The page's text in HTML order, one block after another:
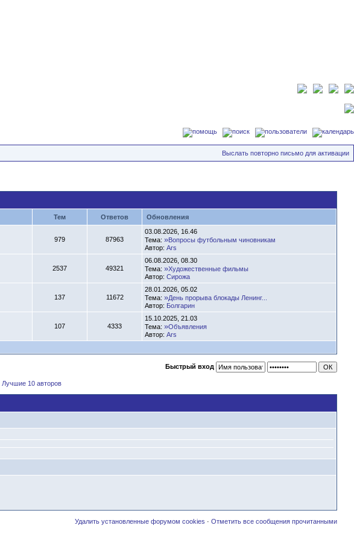
Выслать повторно письмо для активации
Тем Ответов Обновления
979 87963
03.08.2026, 16.46
Тема: »Вопросы футбольным чиновникам
Автор: Ars
2537 49321
06.08.2026, 08.30
Тема: »Художественные фильмы
Автор: Сирожа
137 11672
28.01.2026, 05.02
Тема: »День прорыва блокады Ленинг...
Автор: Болгарин
107 4333
15.10.2025, 21.03
Тема: »Объявления
Автор: Ars
Быстрый вход
Лучшие 10 авторов
Удалить установленные форумом cookies · Отметить все сообщения прочитанными